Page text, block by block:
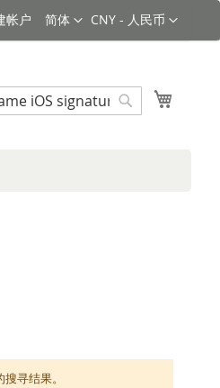
货币
CNY - 人民币
语言
简体
帐户
寻结果。